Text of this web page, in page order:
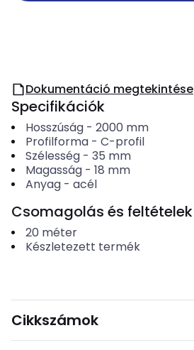
Dokumentáció megtekintése
Specifikációk
Hosszúság- 2000 mm
Profilforma- C-profil
Szélesség- 35 mm
Magasság- 18 mm
Anyag- acél
Csomagolás és feltételek
20 méter
Készletezett termék
Cikkszámok